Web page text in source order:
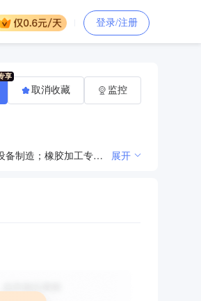
登录/注册
一般项目：制药专用设备制造；制药专用设备销售；炼油、化工生产专用设备制造；炼油、化工生产专用设备销售；橡胶加工专用设备制造；橡胶加工专用设备销售；食品、酒、饮料及茶生产专用设备制造；机械零件、零部件加工；机械零件、零部件销售；金属结构制造；金属结构销售；货物进出口；技术进出口；进出口代理（除依法须经批准的项目外，凭营业执照依法自主开展经营活动） 展开
取消收藏 监控